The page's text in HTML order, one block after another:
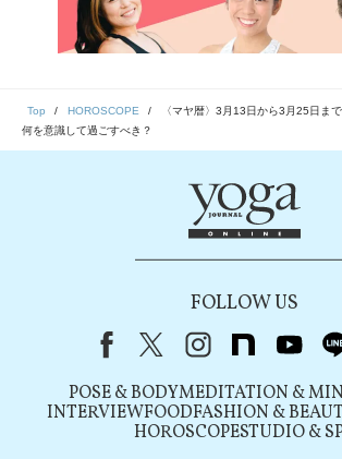
Top HOROSCOPE
〈マヤ暦〉3月13日から3月25日ま
何を意識して過ごすべき？
FOLLOW US
FacebookX（旧Twitter）
instagram
note
POSE & BODYMEDITATION &
INTERVIEWFOODFASHION &
HOROSCOPESTUDIO &